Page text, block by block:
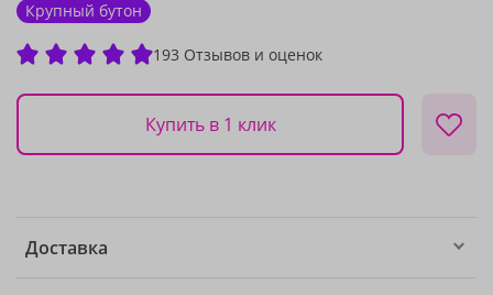
Крупный бутон
193 Отзывов и оценок
Купить в 1 клик
Доставка